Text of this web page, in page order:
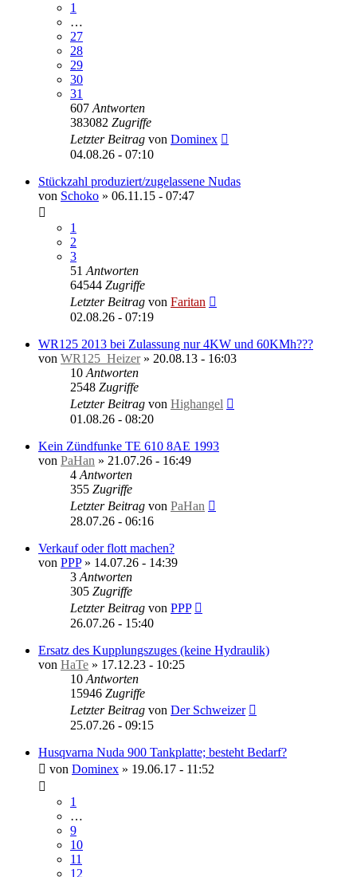
1
…
27
28
29
30
31
607 Antworten
383082 Zugriffe
Letzter Beitrag von Dominex
04.08.26 - 07:10
Stückzahl produziert/zugelassene Nudas
von Schoko » 06.11.15 - 07:47
1
2
3
51 Antworten
64544 Zugriffe
Letzter Beitrag von Faritan
02.08.26 - 07:19
WR125 2013 bei Zulassung nur 4KW und 60KMh???
von WR125_Heizer» 20.08.13 - 16:03
10 Antworten
2548 Zugriffe
Letzter Beitrag von Highangel
01.08.26 - 08:20
Kein Zündfunke TE 610 8AE 1993
von PaHan » 21.07.26 - 16:49
4 Antworten
355 Zugriffe
Letzter Beitrag von PaHan
28.07.26 - 06:16
Verkauf oder flott machen?
von PPP» 14.07.26 - 14:39
3 Antworten
305 Zugriffe
Letzter Beitrag von PPP
26.07.26 - 15:40
Ersatz des Kupplungszuges (keine Hydraulik)
von HaTe » 17.12.23 - 10:25
10 Antworten
15946 Zugriffe
Letzter Beitrag von Der Schweizer
25.07.26 - 09:15
Husqvarna Nuda 900 Tankplatte; besteht Bedarf?
von Dominex » 19.06.17 - 11:52
1
…
9
10
11
12